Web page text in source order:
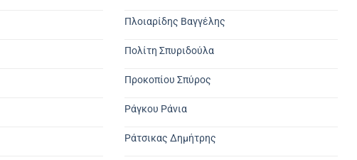
Πλοιαρίδης Βαγγέλης
Πολίτη Σπυριδούλα
Προκοπίου Σπύρος
Ράγκου Ράνια
Ράτσικας Δημήτρης